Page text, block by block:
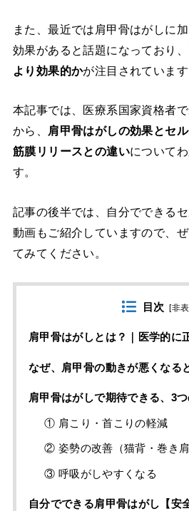
また、最近では肩甲骨はがしに
効果があると話題になっており、
より効果的かが注目されています
本記事では、医療系国家資格者で
から、
肩甲骨はがしの効果とセ
筋膜リリースとの違いについて
す。
記事の後半では、自分でできる
動画もご紹介していますので、
てみてください。
目次 [非
肩甲骨はがしとは？｜医学的に
なぜ、肩甲骨の動きが悪くなる
肩甲骨はがしで期待できる、3
① 肩こり・首こりの軽減
② 姿勢の改善（猫背・巻き肩
③ 呼吸がしやすくなる
自分でできる肩甲骨はがし【安